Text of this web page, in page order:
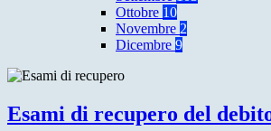
Ottobre 10
Novembre 2
Dicembre 9
Esami di recupero del